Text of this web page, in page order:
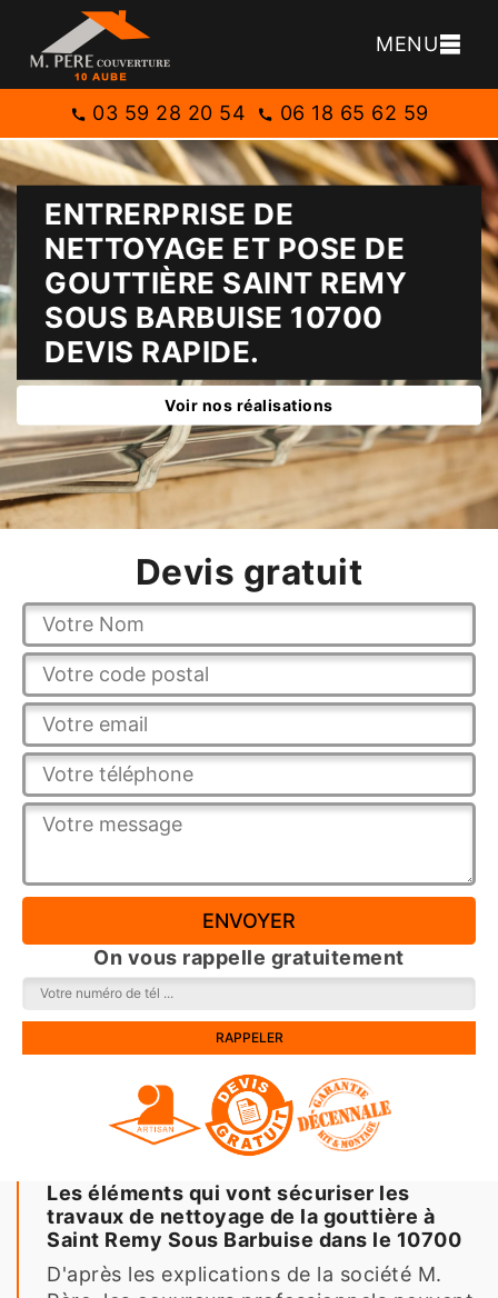
MENU
03 59 28 20 54 06 18 65 62 59
ENTRERPRISE DE
NETTOYAGE ET POSE DE
GOUTTIÈRE SAINT REMY
SOUS BARBUISE 10700
DEVIS RAPIDE.
Voir nos réalisations
Devis gratuit
On vous rappelle gratuitement
Les éléments qui vont sécuriser les
travaux de nettoyage de la gouttière à
Saint Remy Sous Barbuise dans le 10700
D'après les explications de la société M.